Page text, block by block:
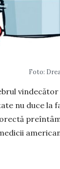
Foto:
nu duce la